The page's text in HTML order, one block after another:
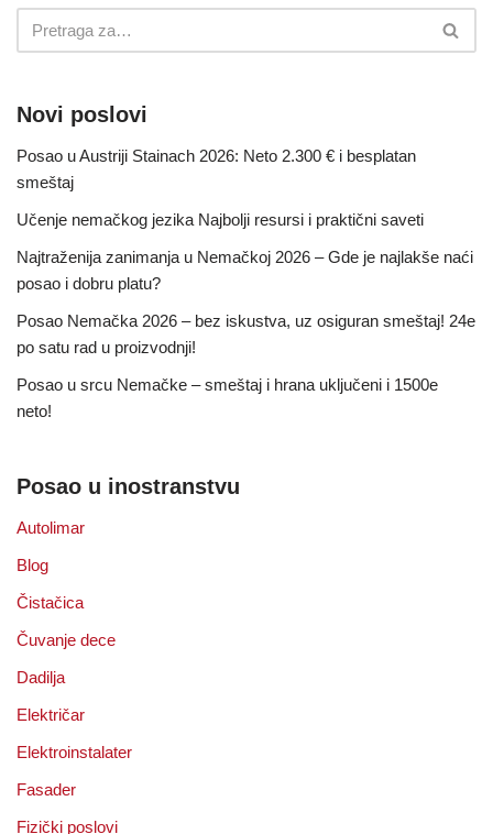
Novi poslovi
Posao u Austriji Stainach 2026: Neto 2.300 € i besplatan
smeštaj
Učenje nemačkog jezika Najbolji resursi i praktični saveti
Najtraženija zanimanja u Nemačkoj 2026 – Gde je najlakše naći
posao i dobru platu?
Posao Nemačka 2026 – bez iskustva, uz osiguran smeštaj! 24e
po satu rad u proizvodnji!
Posao u srcu Nemačke – smeštaj i hrana uključeni i 1500e
neto!
Posao u inostranstvu
Autolimar
Blog
Čistačica
Čuvanje dece
Dadilja
Električar
Elektroinstalater
Fasader
Fizički poslovi